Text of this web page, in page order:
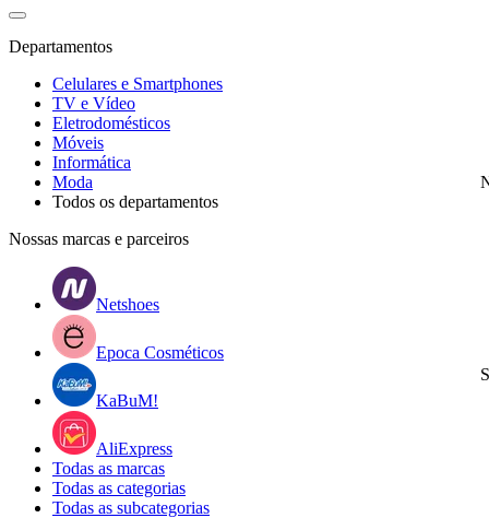
Departamentos
Celulares e Smartphones
TV e Vídeo
Eletrodomésticos
Móveis
Informática
Moda
Todos os departamentos
Nossas marcas e parceiros
Netshoes
Epoca Cosméticos
KaBuM!
AliExpress
Todas as marcas
Todas as categorias
Todas as subcategorias